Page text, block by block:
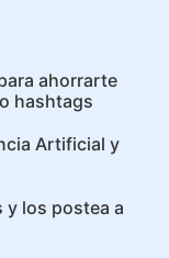
ahorrarte
hashtags
Artificial y
y los postea a